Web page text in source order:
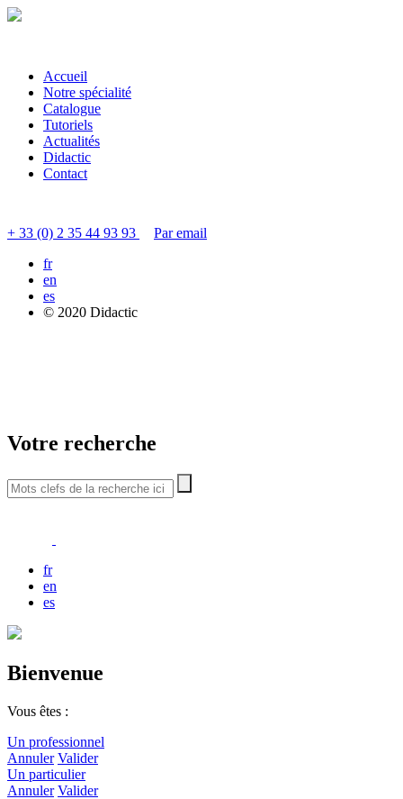
Accueil
Notre spécialité
Catalogue
Tutoriels
Actualités
Didactic
Contact
+ 33 (0) 2 35 44 93 93
Par email
fr
en
es
© 2020 Didactic
Votre recherche
fr
en
es
Bienvenue
Vous êtes :
Un professionnel
Annuler Valider
Un particulier
Annuler Valider